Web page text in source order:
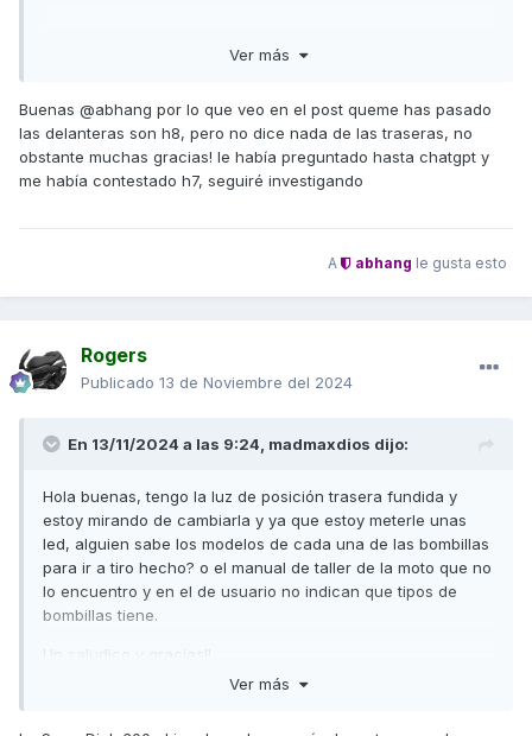
Ver más
Buenas @abhang por lo que veo en el post queme has pasado
las delanteras son h8, pero no dice nada de las traseras, no
obstante muchas gracias! le había preguntado hasta chatgpt y
me había contestado h7, seguiré investigando
A abhang le gusta esto
Rogers
Publicado 13 de Noviembre del 2024
En 13/11/2024 a las 9:24, madmaxdios dijo:
Hola buenas, tengo la luz de posición trasera fundida y
estoy mirando de cambiarla y ya que estoy meterle unas
led, alguien sabe los modelos de cada una de las bombillas
para ir a tiro hecho? o el manual de taller de la moto que no
lo encuentro y en el de usuario no indican que tipos de
bombillas tiene.
Un saludico y gracias!!
Ver más